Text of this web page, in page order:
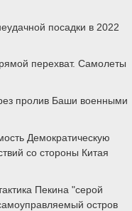
посадки в 2022
перехват. Самолеты
пролив Баши военными
Демократическую
со стороны Китая
Пекина "серой
остров